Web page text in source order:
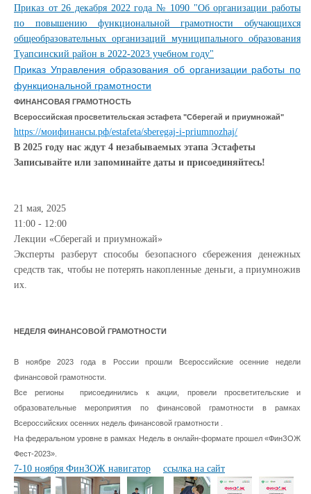
Приказ от 26 декабря 2022 года № 1090 "Об организации работы
по повышению функциональной грамотности обучающихся
общеобразовательных организаций муниципального образования
Туапсинский район в 2022-2023 учебном году"
Приказ Управления образования об организации работы по
функциональной грамотности
ФИНАНСОВАЯ ГРАМОТНОСТЬ
Всероссийская просветительская эстафета "Сберегай и приумножай"
https://моифинансы.рф/estafeta/sberegaj-i-priumnozhaj/
В 2025 году нас ждут 4 незабываемых этапа Эстафеты
Записывайте или запоминайте даты и присоединяйтесь!
21 мая, 2025
11:00 - 12:00
Лекции «Сберегай и приумножай»
Эксперты разберут способы безопасного сбережения денежных
средств так, чтобы не потерять накопленные деньги, а приумножив
их.
НЕДЕЛЯ ФИНАНСОВОЙ ГРАМОТНОСТИ
В ноябре 2023 года в России прошли Всероссийские осенние недели
финансовой грамотности.
Все регионы присоединились к акции, провели просветительские и
образовательные мероприятия по финансовой грамотности в рамках
Всероссийских осенних недель финансовой грамотности .
На федеральном уровне в рамках Недель в онлайн-формате прошел «ФинЗОЖ
Фест-2023».
7-10 ноября ФинЗОЖ навигатор ссылка на сайт